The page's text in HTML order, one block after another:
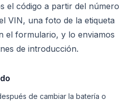
el código a partir del número
VIN, una foto de la etiqueta
el formulario, y lo enviamos
de introducción.
de cambiar la batería o